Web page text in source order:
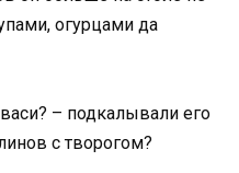
огурцами да
– подкалывали его
с творогом?